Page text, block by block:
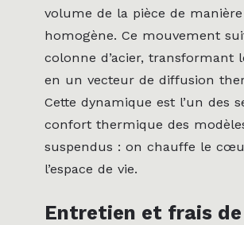
volume de la pièce de manière
homogène. Ce mouvement
colonne d’acier, transformant
en un vecteur de diffusion
Cette dynamique est l’un des
confort thermique des
suspendus : on chauffe le
l’espace de vie.
Entretien et frais de